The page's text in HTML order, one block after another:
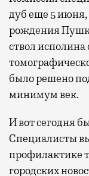
дуб еще 5 июня,
рождения
ствол
было решено
минимум век.
И вот сегодня
Специалисты
профилактике
городских